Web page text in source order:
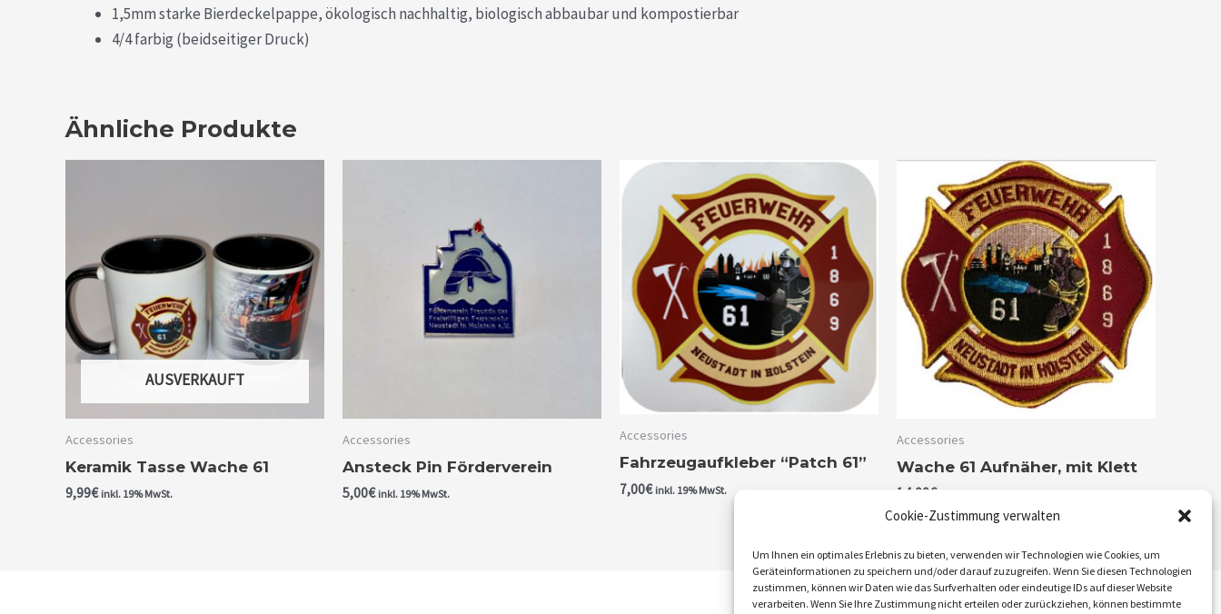
Cookie-Zustimmung verwalten
Um Ihnen ein optimales Erlebnis zu bieten, verwenden wir Technologien wie Cookies, um
Geräteinformationen zu speichern und/oder darauf zuzugreifen. Wenn Sie diesen Technologien
zustimmen, können wir Daten wie das Surfverhalten oder eindeutige IDs auf dieser Website
verarbeiten. Wenn Sie Ihre Zustimmung nicht erteilen oder zurückziehen, können bestimmte
1,5mm starke Bierdeckelpappe, ökologisch nachhaltig, biologisch abbaubar und kompostierbar
4/4 farbig (beidseitiger Druck)
Ähnliche Produkte
AUSVERKAUFT
Accessories
Keramik Tasse Wache 61
9,99€ inkl. 19% MwSt.
Accessories
Ansteck Pin Förderverein
5,00€ inkl. 19% MwSt.
Accessories
Fahrzeugaufkleber “Patch 61”
7,00€ inkl. 19% MwSt.
Accessories
Wache 61 Aufnäher, mit Klett
14,00€